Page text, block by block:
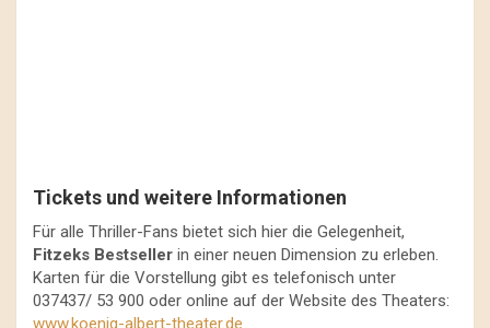
Tickets und weitere Informationen
Für alle Thriller-Fans bietet sich hier die Gelegenheit,
Fitzeks Bestseller in einer neuen Dimension zu erleben.
Karten für die Vorstellung gibt es telefonisch unter
037437/ 53 900 oder online auf der Website des Theaters:
www.koenig-albert-theater.de